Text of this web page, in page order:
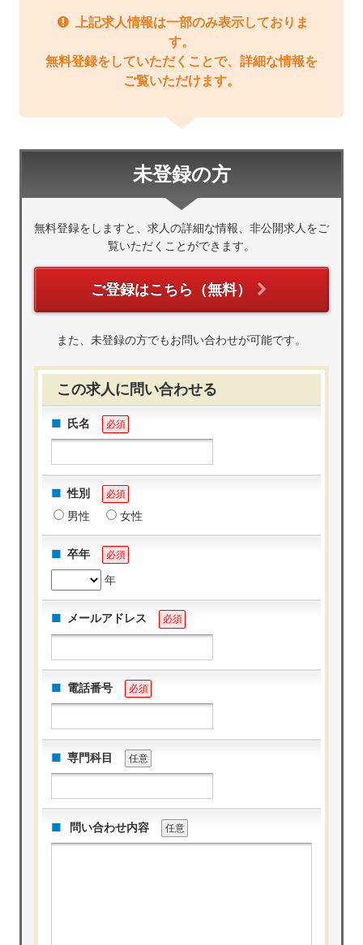
上記求人情報は一部のみ表示しておりま
す。
無料登録をしていただくことで、詳細な情報を
ご覧いただけます。
未登録の方
無料登録をしますと、求人の詳細な情報、非公開求人をご
覧いただくことができます。
ご登録はこちら（無料）
また、未登録の方でもお問い合わせが可能です。
この求人に問い合わせる
氏名 必須
性別 必須
男性 女性
卒年 必須
年
メールアドレス 必須
電話番号 必須
専門科目 任意
問い合わせ内容 任意